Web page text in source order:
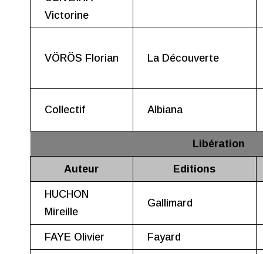
Victorine
VÖRÖS Florian La Découverte
Collectif Albiana
Libération
Auteur Editions
HUCHON
Mireille
Gallimard
FAYE Olivier Fayard